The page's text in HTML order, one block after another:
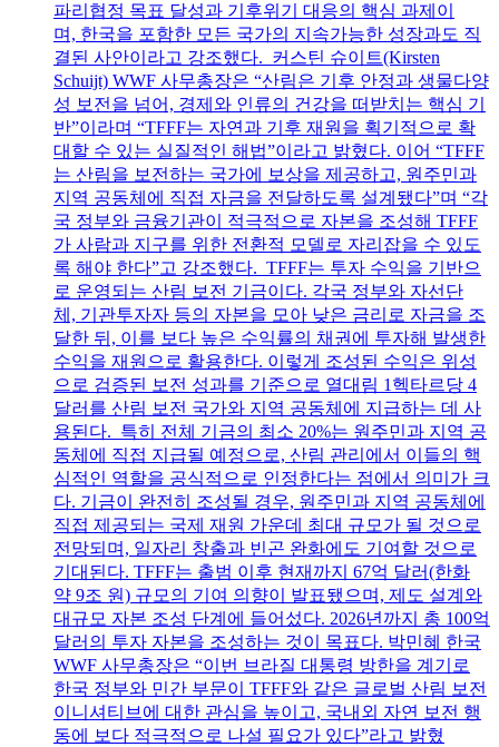
파리협정 목표 달성과 기후위기 대응의 핵심 과제이
며, 한국을 포함한 모든 국가의 지속가능한 성장과도 직
결된 사안이라고 강조했다. 커스틴 슈이트(Kirsten
Schuijt) WWF 사무총장은 “산림은 기후 안정과 생물다양
성 보전을 넘어, 경제와 인류의 건강을 떠받치는 핵심 기
반”이라며 “TFFF는 자연과 기후 재원을 획기적으로 확
대할 수 있는 실질적인 해법”이라고 밝혔다. 이어 “TFFF
는 산림을 보전하는 국가에 보상을 제공하고, 원주민과
지역 공동체에 직접 자금을 전달하도록 설계됐다”며 “각
국 정부와 금융기관이 적극적으로 자본을 조성해 TFFF
가 사람과 지구를 위한 전환적 모델로 자리잡을 수 있도
록 해야 한다”고 강조했다. TFFF는 투자 수익을 기반으
로 운영되는 산림 보전 기금이다. 각국 정부와 자선단
체, 기관투자자 등의 자본을 모아 낮은 금리로 자금을 조
달한 뒤, 이를 보다 높은 수익률의 채권에 투자해 발생한
수익을 재원으로 활용한다. 이렇게 조성된 수익은 위성
으로 검증된 보전 성과를 기준으로 열대림 1헥타르당 4
달러를 산림 보전 국가와 지역 공동체에 지급하는 데 사
용된다. 특히 전체 기금의 최소 20%는 원주민과 지역 공
동체에 직접 지급될 예정으로, 산림 관리에서 이들의 핵
심적인 역할을 공식적으로 인정한다는 점에서 의미가 크
다. 기금이 완전히 조성될 경우, 원주민과 지역 공동체에
직접 제공되는 국제 재원 가운데 최대 규모가 될 것으로
전망되며, 일자리 창출과 빈곤 완화에도 기여할 것으로
기대된다. TFFF는 출범 이후 현재까지 67억 달러(한화
약 9조 원) 규모의 기여 의향이 발표됐으며, 제도 설계와
대규모 자본 조성 단계에 들어섰다. 2026년까지 총 100억
달러의 투자 자본을 조성하는 것이 목표다. 박민혜 한국
WWF 사무총장은 “이번 브라질 대통령 방한을 계기로
한국 정부와 민간 부문이 TFFF와 같은 글로벌 산림 보전
이니셔티브에 대한 관심을 높이고, 국내외 자연 보전 행
동에 보다 적극적으로 나설 필요가 있다”라고 밝혔